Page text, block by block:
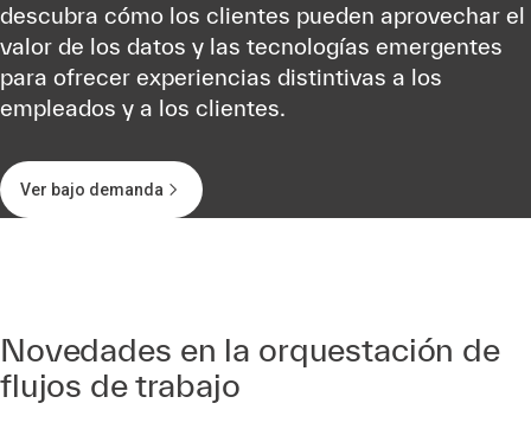
descubra cómo los clientes pueden aprovechar el
valor de los datos y las tecnologías emergentes
para ofrecer experiencias distintivas a los
empleados y a los clientes.
Ver bajo demanda
Novedades en la orquestación de
flujos de trabajo